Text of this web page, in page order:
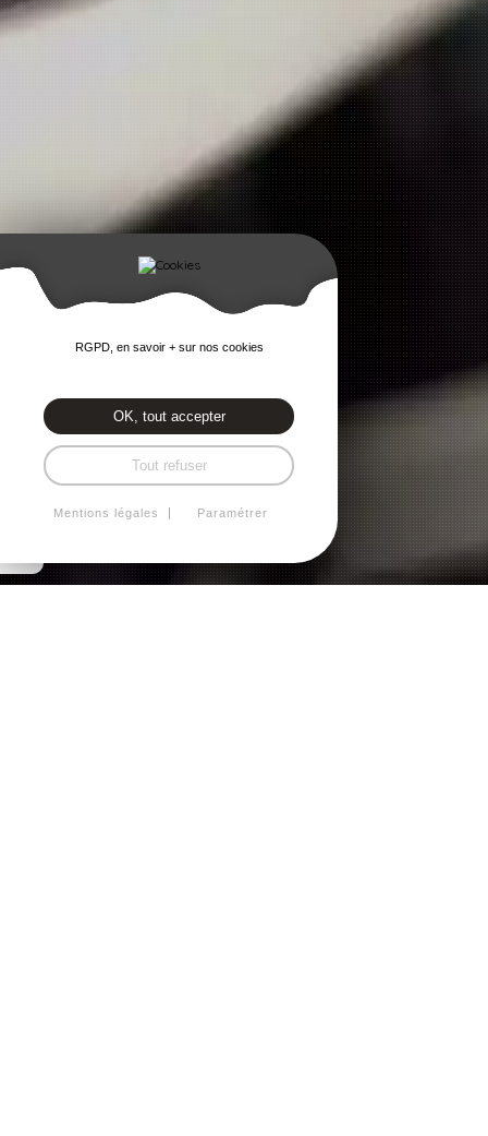
RGPD, en savoir + sur nos cookies
OK, tout accepter
Tout refuser
Mentions légales Paramétrer